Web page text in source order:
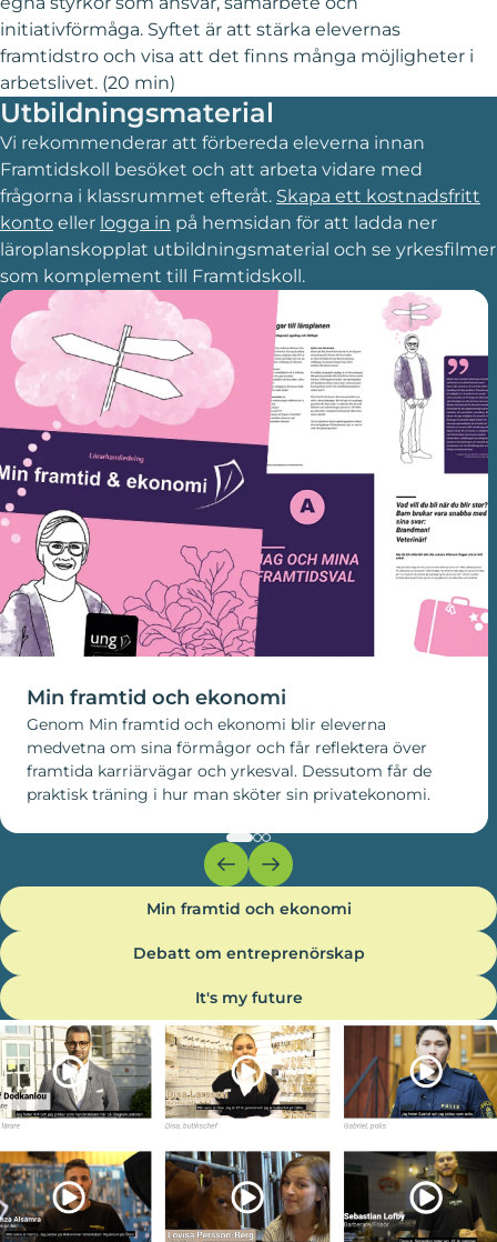
initiativförmåga. Syftet är att stärka elevernas
framtidstro och visa att det finns många möjligheter i
arbetslivet. (20 min)
Utbildningsmaterial
Vi rekommenderar att förbereda eleverna innan
Framtidskoll besöket och att arbeta vidare med
frågorna i klassrummet efteråt. Skapa ett kostnadsfritt
konto eller logga in på hemsidan för att ladda ner
läroplanskopplat utbildningsmaterial och se yrkesfilmer
som komplement till Framtidskoll.
Min framtid och ekonomi
Genom Min framtid och ekonomi blir eleverna
medvetna om sina förmågor och får reflektera över
framtida karriärvägar och yrkesval. Dessutom får de
praktisk träning i hur man sköter sin privatekonomi.
Min framtid och ekonomi
Debatt om entreprenörskap
It's my future